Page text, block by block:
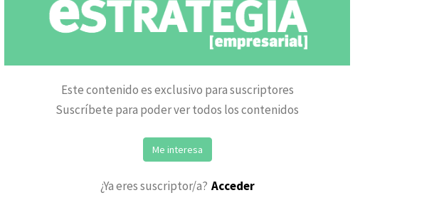
Este contenido es exclusivo para suscriptores
Suscríbete para poder ver todos los contenidos
Me interesa
¿Ya eres suscriptor/a? Acceder